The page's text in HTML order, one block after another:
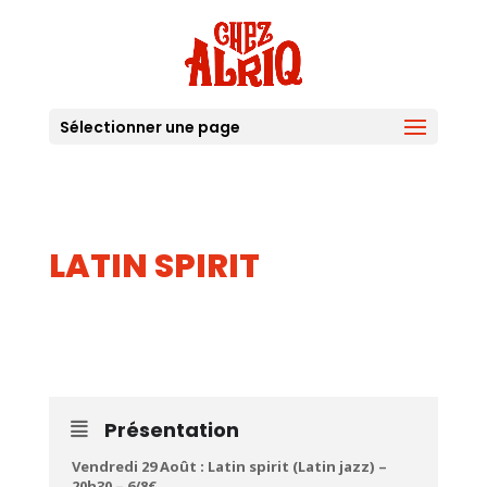
Sélectionner une page
LATIN SPIRIT
Présentation
Vendredi 29 Août : Latin spirit (Latin jazz) –